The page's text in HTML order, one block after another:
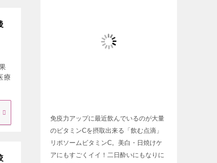
療
免疫力アップに最近飲んでいるのが大量
のビタミンCを摂取出来る「飲む点滴」
リポソームビタミンC。美白・日焼けケ
アにもすごくイイ！二日酔いにもなりに